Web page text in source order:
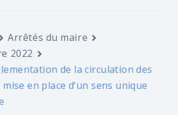
Arrêtés du maire
2022
de la circulation des
en place d’un sens unique